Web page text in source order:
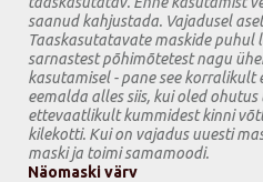
saanud kahjustada. Vajadusel
Taaskasutatavate maskide puhul
sarnastest põhimõtetest nagu
kasutamisel - pane see korralikult
eemalda alles siis, kui oled ohutus
ettevaatlikult kummidest kinni
kilekotti. Kui on vajadus uuesti
maski ja toimi samamoodi.
Näomaski värv